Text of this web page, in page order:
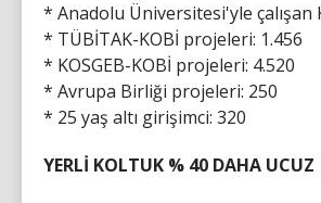
* Anadolu Üniversitesi'yle çalışan
* TÜBİTAK-KOBİ projeleri: 1.456
* KOSGEB-KOBİ projeleri: 4.520
* Avrupa Birliği projeleri: 250
* 25 yaş altı girişimci: 320
YERLİ KOLTUK % 40 DAHA UCUZ